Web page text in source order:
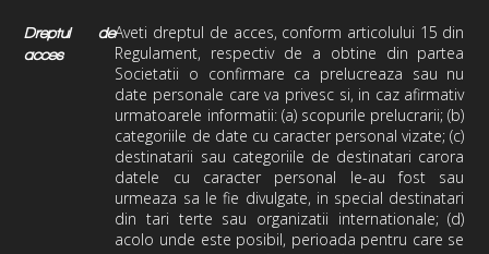
Dreptul de
acces
Aveti dreptul de acces, conform articolului 15 din
Regulament, respectiv de a obtine din partea
Societatii o confirmare ca prelucreaza sau nu
date personale care va privesc si, in caz afirmativ
urmatoarele informatii: (a) scopurile prelucrarii; (b)
categoriile de date cu caracter personal vizate; (c)
destinatarii sau categoriile de destinatari carora
datele cu caracter personal le-au fost sau
urmeaza sa le fie divulgate, in special destinatari
din tari terte sau organizatii internationale; (d)
acolo unde este posibil, perioada pentru care se